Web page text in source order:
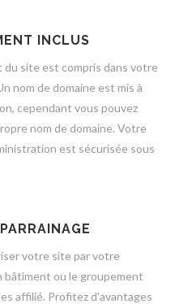
INCLUS
du site est compris dans votre
nom de domaine est mis à
cependant vous pouvez
nom de domaine. Votre
est sécurisée sous
votre site par votre
bâtiment ou le groupement
affilié. Profitez d'avantages